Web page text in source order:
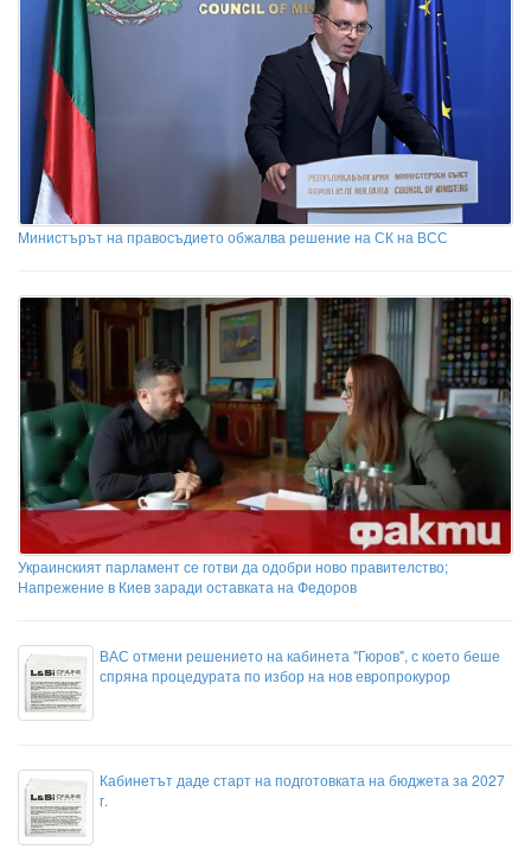
Министърът на правосъдието обжалва решение на СК на ВСС
Украинският парламент се готви да одобри ново правителство;
Напрежение в Киев заради оставката на Федоров
ВАС отмени решението на кабинета "Гюров", с което беше
спряна процедурата по избор на нов европрокурор
Кабинетът даде старт на подготовката на бюджета за 2027
г.